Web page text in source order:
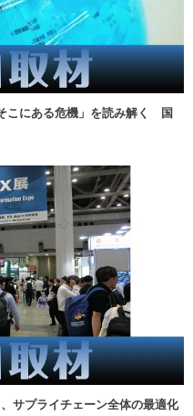
こにある危機」を読み解く 国
サプライチェーン全体の最適化